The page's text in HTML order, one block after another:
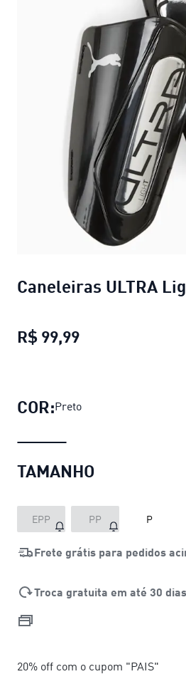
Caneleiras ULTRA
R$ 99,99
COR:Preto
TAMANHO
EPP PP P
Frete grátis para pedidos
Troca gratuita em até 30 dias
20% off com o cupom "PAIS"